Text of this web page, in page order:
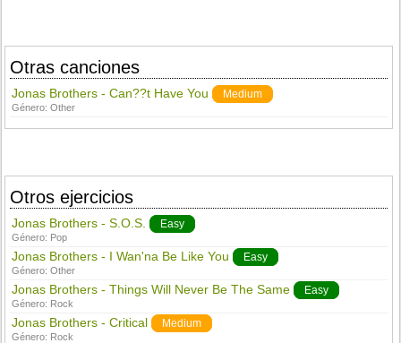
Otras canciones
Jonas Brothers - Can??t Have You Medium
Género:Other
Otros ejercicios
Jonas Brothers - S.O.S. Easy
Género: Pop
Jonas Brothers - I Wan'na Be Like You Easy
Género:Other
Jonas Brothers - Things Will Never Be The Same Easy
Género: Rock
Jonas Brothers - Critical Medium
Género: Rock